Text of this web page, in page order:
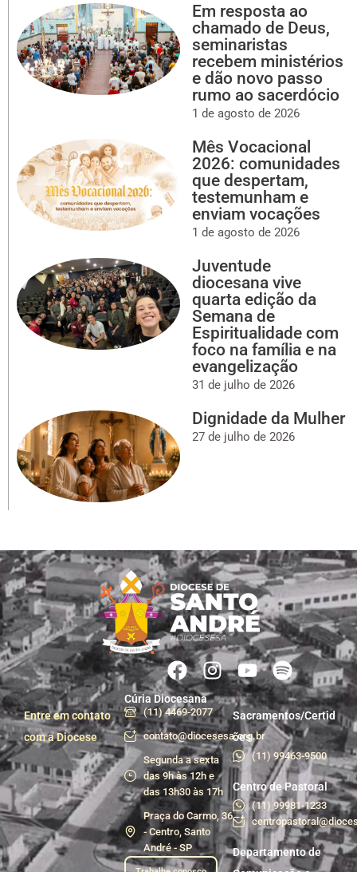
Em resposta ao
chamado de Deus,
seminaristas
recebem ministérios
e dão novo passo
rumo ao sacerdócio
1 de agosto de 2026
Mês Vocacional
2026: comunidades
que despertam,
testemunham e
enviam vocações
1 de agosto de 2026
Juventude
diocesana vive
quarta edição da
Semana de
Espiritualidade com
foco na família e na
evangelização
31 de julho de 2026
Dignidade da Mulher
27 de julho de 2026
Entre em contato
com a Diocese
Cúria Diocesana
(11) 4469-2077
contato@diocesesa.org.br
Segunda a sexta
das 9h às 12h e
das 13h30 às 17h
Praça do Carmo, 36
- Centro, Santo
André - SP
Sacramentos/Certid
ões
(11) 99463-9500
Centro de Pastoral
(11) 99981-1233
Departamento de